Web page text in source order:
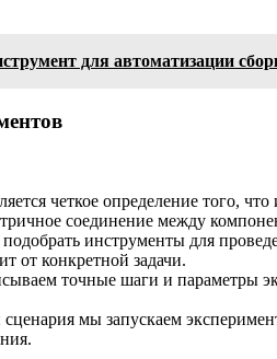
для автоматизации
четкое определение того,
соединение между
инструменты для
от конкретной задачи.
точные шаги и параметры
сценария мы запускаем